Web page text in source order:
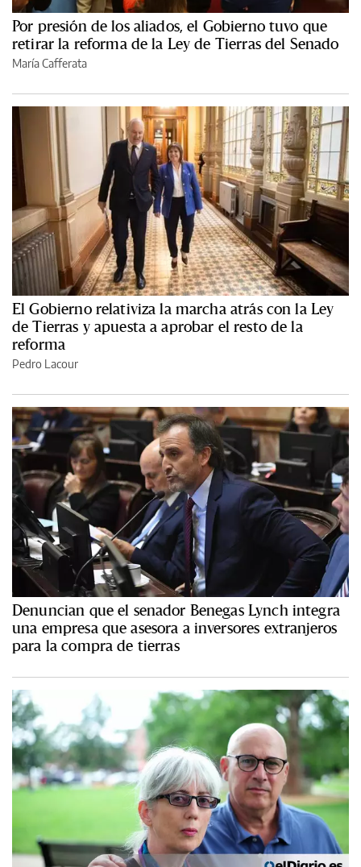
Por presión de los aliados, el Gobierno tuvo que
retirar la reforma de la Ley de Tierras del Senado
María Cafferata
El Gobierno relativiza la marcha atrás con la Ley
de Tierras y apuesta a aprobar el resto de la
reforma
Pedro Lacour
Denuncian que el senador Benegas Lynch integra
una empresa que asesora a inversores extranjeros
para la compra de tierras